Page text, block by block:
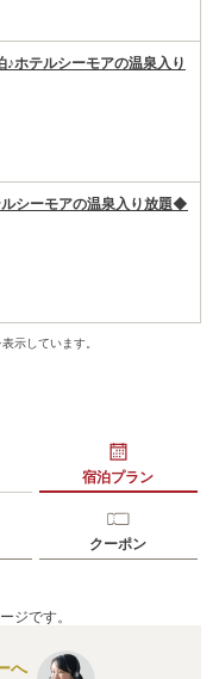
♪ホテルシーモアの温泉入り
ルシーモアの温泉入り放題◆
示しています。
宿泊プラン
クーポン
ジです。
へ